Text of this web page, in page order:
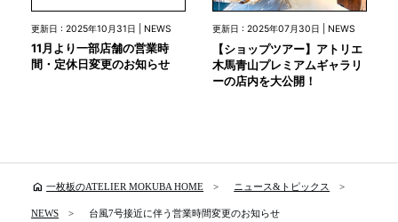
更新日 : 2025年10月31日 | NEWS
11月より一部店舗の営業時
間・定休日変更のお知らせ
更新日 : 2025年07月30日 | NEWS
【ショップツアー】アトリエ
木馬青山プレミアムギャラリ
ーの店内を大公開！
home 一枚板のATELIER MOKUBA HOME ニュース&トピックス
NEWS 台風7号接近に伴う営業時間変更のお知らせ